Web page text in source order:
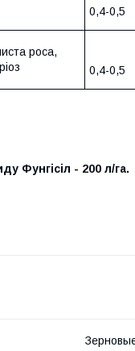
0,4-0,5
poca,
0,4-0,5
Фунгісіл - 200 л/га.